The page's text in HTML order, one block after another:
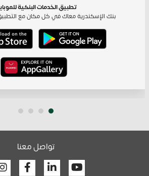
تطبيق الخدمات البنكية
بنك الإسكندرية معاك في كل مكان مع التطبيق
تواصل معنا
Youtube
Linkedin